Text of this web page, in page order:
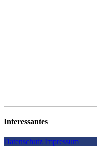
Interessantes
Datenschutz Impressum